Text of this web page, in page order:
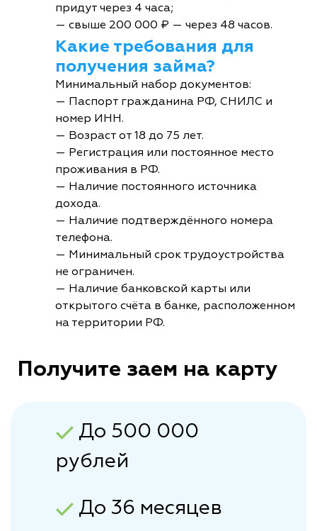
придут через 4 часа;
— свыше 200 000 ₽ — через 48 часов.
Какие требования для
получения займа?
Минимальный набор документов:
— Паспорт гражданина РФ, СНИЛС и
номер ИНН.
— Возраст от 18 до 75 лет.
— Регистрация или постоянное место
проживания в РФ.
— Наличие постоянного источника
дохода.
— Наличие подтверждённого номера
телефона.
— Минимальный срок трудоустройства
не ограничен.
— Наличие банковской карты или
открытого счёта в банке, расположенном
на территории РФ.
Получите заем на карту
До 500 000
рублей
До 36 месяцев